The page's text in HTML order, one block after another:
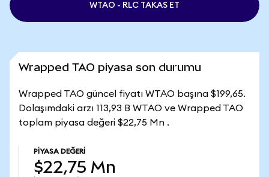
WTAO - RLC TAKAS ET
Wrapped TAO piyasa son durumu
Wrapped TAO güncel fiyatı WTAO başına $199,65.
Dolaşımdaki arzı 113,93 B WTAO ve Wrapped TAO
toplam piyasa değeri $22,75 Mn .
PIYASA DEĞERI
$22,75 Mn